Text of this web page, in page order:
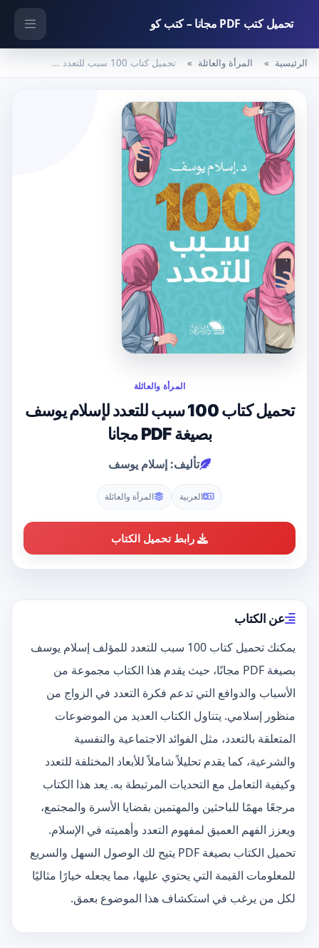
تحميل كتب PDF مجانا – كتب كو
الرئيسية المرأة والعائلة تحميل كتاب 100 سبب للتعدد لإسلام يوسف بصيغة PDF مجانا
المرأة والعائلة
تحميل كتاب 100 سبب للتعدد لإسلام يوسف
بصيغة PDF مجانا
تأليف: إسلام يوسف
العربية المرأة والعائلة
رابط تحميل الكتاب
عن الكتاب
يمكنك تحميل كتاب 100 سبب للتعدد للمؤلف إسلام يوسف
بصيغة PDF مجانًا، حيث يقدم هذا الكتاب مجموعة من
الأسباب والدوافع التي تدعم فكرة التعدد في الزواج من
منظور إسلامي. يتناول الكتاب العديد من الموضوعات
المتعلقة بالتعدد، مثل الفوائد الاجتماعية والنفسية
والشرعية، كما يقدم تحليلاً شاملاً للأبعاد المختلفة للتعدد
وكيفية التعامل مع التحديات المرتبطة به. يعد هذا الكتاب
مرجعًا مهمًا للباحثين والمهتمين بقضايا الأسرة والمجتمع،
ويعزز الفهم العميق لمفهوم التعدد وأهميته في الإسلام.
تحميل الكتاب بصيغة PDF يتيح لك الوصول السهل والسريع
للمعلومات القيمة التي يحتوي عليها، مما يجعله خيارًا مثاليًا
لكل من يرغب في استكشاف هذا الموضوع بعمق.